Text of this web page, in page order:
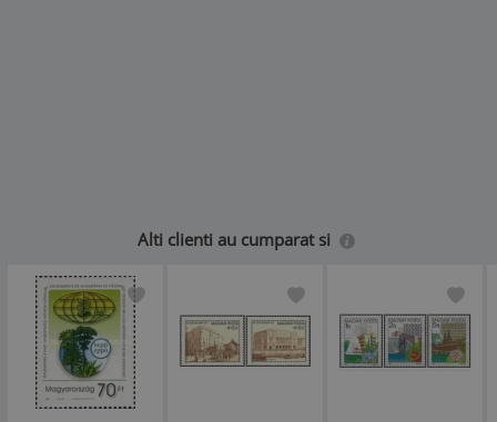
Alti clienti au cumparat si